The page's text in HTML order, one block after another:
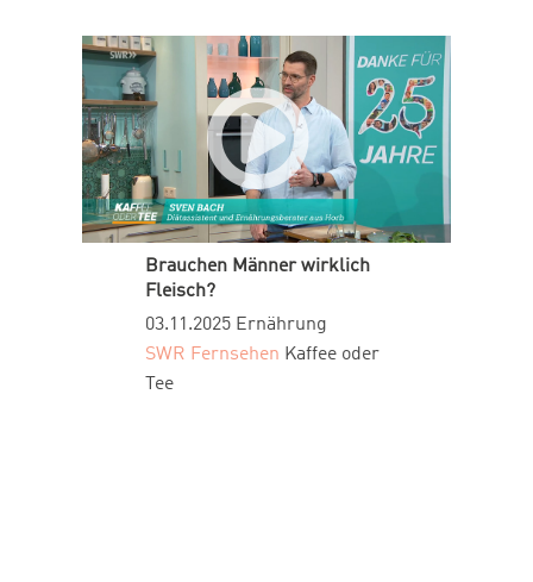
Brauchen Männer wirklich
Fleisch?
03.11.2025 Ernährung
SWR Fernsehen Kaffee oder
Tee